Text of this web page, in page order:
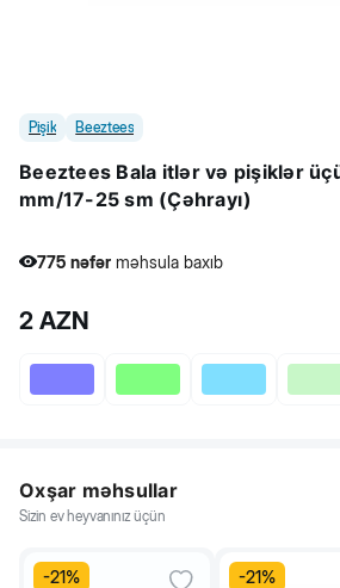
Pişik Beeztees
Beeztees Bala itlər və pişiklər
mm/17-25 sm (Çəhrayı)
775 nəfər məhsula baxıb
775 nəfər
2 AZN
Oxşar məhsullar
Sizin ev heyvanınız üçün
-21% -21%